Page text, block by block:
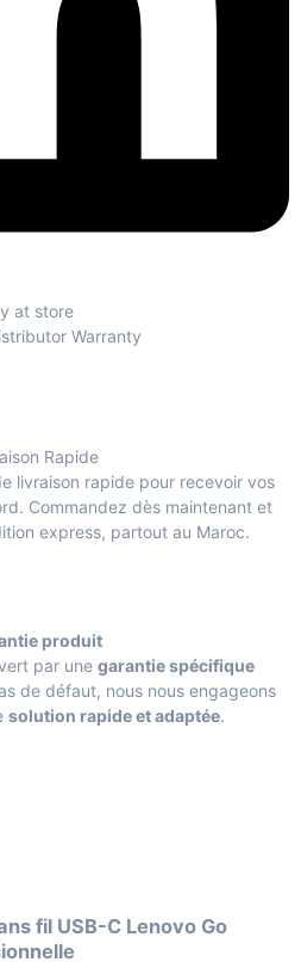
at store
Warranty
Rapide
livraison rapide pour recevoir vos
Commandez dès maintenant et
express, partout au Maroc.
produit
par une garantie spécifique
de défaut, nous nous engageons
solution rapide et adaptée.
fil USB-C Lenovo Go